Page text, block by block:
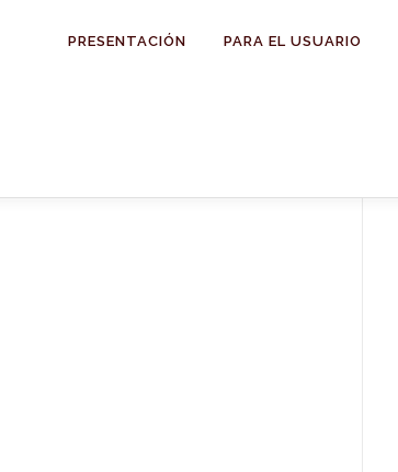
PRESENTACIÓN PARA EL USUARIO